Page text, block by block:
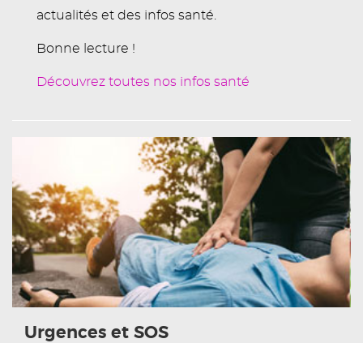
actualités et des infos santé.
Bonne lecture !
Découvrez toutes nos infos santé
Urgences et SOS